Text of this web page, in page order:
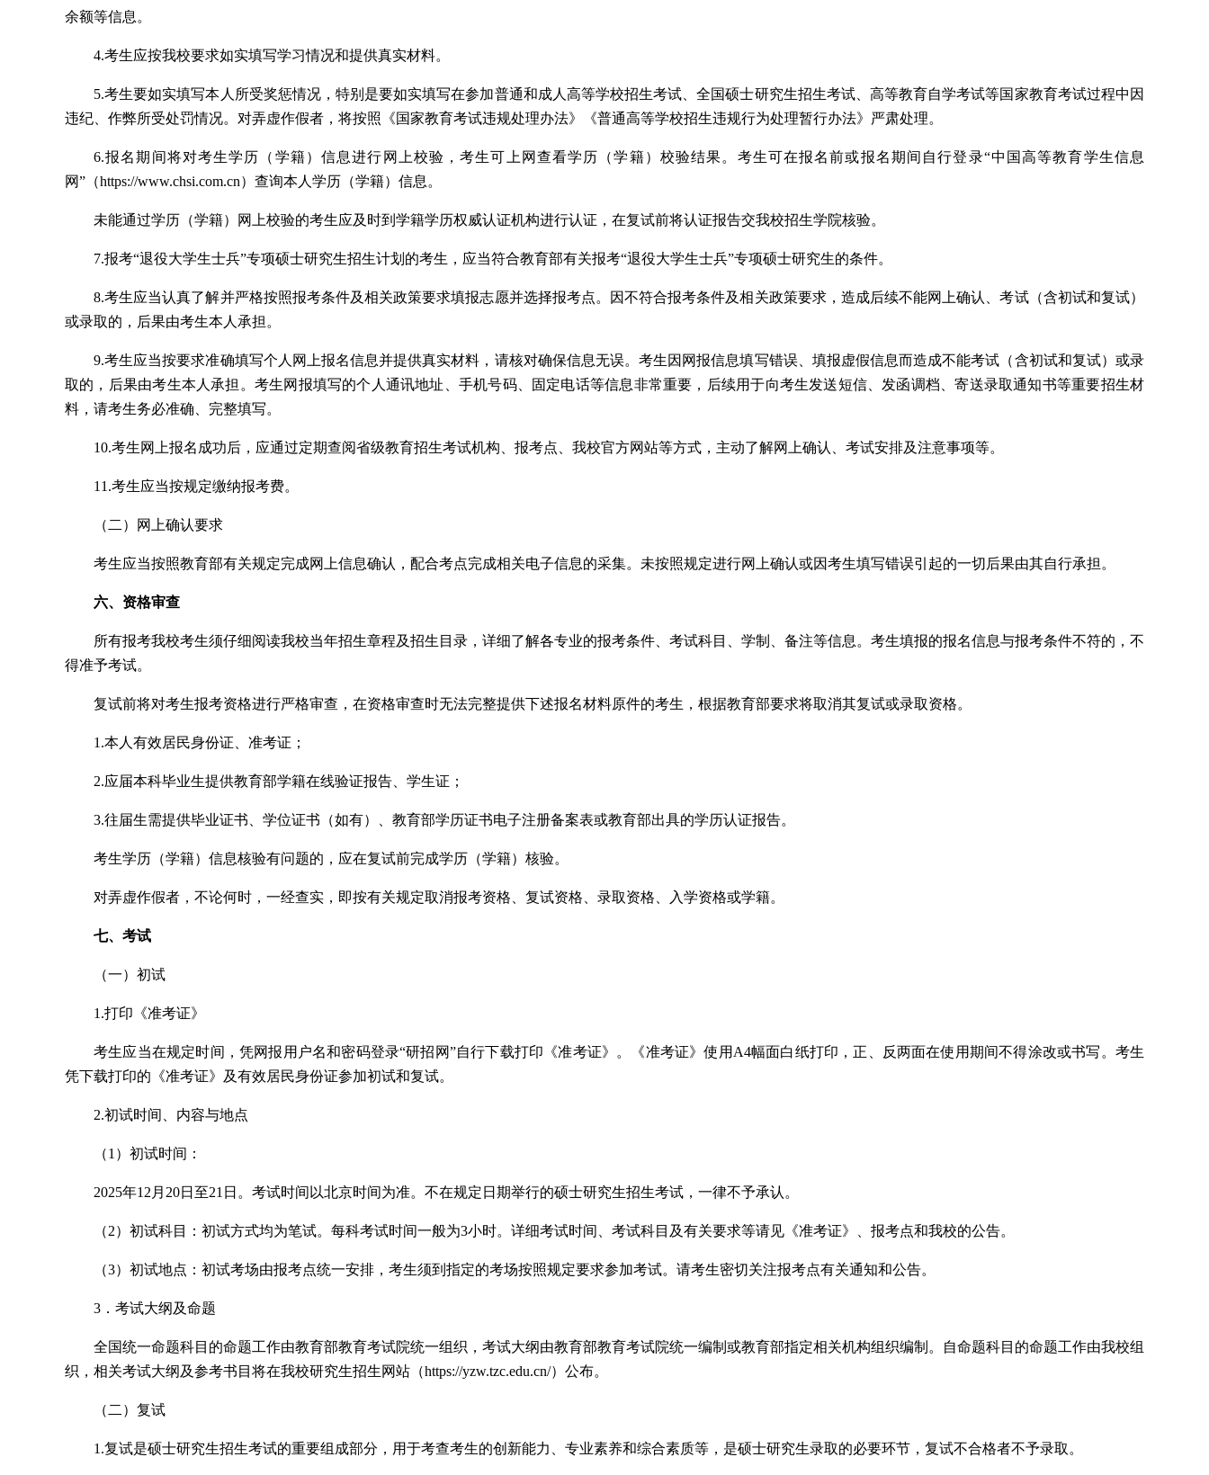
余额等信息。
4.考生应按我校要求如实填写学习情况和提供真实材料。
5.考生要如实填写本人所受奖惩情况，特别是要如实填写在参加普通和成人高等学校招生考试、全国硕士研究生招生考试、高等教育自学考试等国家教育考试过程中因
违纪、作弊所受处罚情况。对弄虚作假者，将按照《国家教育考试违规处理办法》《普通高等学校招生违规行为处理暂行办法》严肃处理。
6.报名期间将对考生学历（学籍）信息进行网上校验，考生可上网查看学历（学籍）校验结果。考生可在报名前或报名期间自行登录“中国高等教育学生信息
网”（https://www.chsi.com.cn）查询本人学历（学籍）信息。
未能通过学历（学籍）网上校验的考生应及时到学籍学历权威认证机构进行认证，在复试前将认证报告交我校招生学院核验。
7.报考“退役大学生士兵”专项硕士研究生招生计划的考生，应当符合教育部有关报考“退役大学生士兵”专项硕士研究生的条件。
8.考生应当认真了解并严格按照报考条件及相关政策要求填报志愿并选择报考点。因不符合报考条件及相关政策要求，造成后续不能网上确认、考试（含初试和复试）
或录取的，后果由考生本人承担。
9.考生应当按要求准确填写个人网上报名信息并提供真实材料，请核对确保信息无误。考生因网报信息填写错误、填报虚假信息而造成不能考试（含初试和复试）或录
取的，后果由考生本人承担。考生网报填写的个人通讯地址、手机号码、固定电话等信息非常重要，后续用于向考生发送短信、发函调档、寄送录取通知书等重要招生材
料，请考生务必准确、完整填写。
10.考生网上报名成功后，应通过定期查阅省级教育招生考试机构、报考点、我校官方网站等方式，主动了解网上确认、考试安排及注意事项等。
11.考生应当按规定缴纳报考费。
（二）网上确认要求
考生应当按照教育部有关规定完成网上信息确认，配合考点完成相关电子信息的采集。未按照规定进行网上确认或因考生填写错误引起的一切后果由其自行承担。
六、资格审查
所有报考我校考生须仔细阅读我校当年招生章程及招生目录，详细了解各专业的报考条件、考试科目、学制、备注等信息。考生填报的报名信息与报考条件不符的，不
得准予考试。
复试前将对考生报考资格进行严格审查，在资格审查时无法完整提供下述报名材料原件的考生，根据教育部要求将取消其复试或录取资格。
1.本人有效居民身份证、准考证；
2.应届本科毕业生提供教育部学籍在线验证报告、学生证；
3.往届生需提供毕业证书、学位证书（如有）、教育部学历证书电子注册备案表或教育部出具的学历认证报告。
考生学历（学籍）信息核验有问题的，应在复试前完成学历（学籍）核验。
对弄虚作假者，不论何时，一经查实，即按有关规定取消报考资格、复试资格、录取资格、入学资格或学籍。
七、考试
（一）初试
1.打印《准考证》
考生应当在规定时间，凭网报用户名和密码登录“研招网”自行下载打印《准考证》。《准考证》使用A4幅面白纸打印，正、反两面在使用期间不得涂改或书写。考生
凭下载打印的《准考证》及有效居民身份证参加初试和复试。
2.初试时间、内容与地点
（1）初试时间：
2025年12月20日至21日。考试时间以北京时间为准。不在规定日期举行的硕士研究生招生考试，一律不予承认。
（2）初试科目：初试方式均为笔试。每科考试时间一般为3小时。详细考试时间、考试科目及有关要求等请见《准考证》、报考点和我校的公告。
（3）初试地点：初试考场由报考点统一安排，考生须到指定的考场按照规定要求参加考试。请考生密切关注报考点有关通知和公告。
3．考试大纲及命题
全国统一命题科目的命题工作由教育部教育考试院统一组织，考试大纲由教育部教育考试院统一编制或教育部指定相关机构组织编制。自命题科目的命题工作由我校组
织，相关考试大纲及参考书目将在我校研究生招生网站（https://yzw.tzc.edu.cn/）公布。
（二）复试
1.复试是硕士研究生招生考试的重要组成部分，用于考查考生的创新能力、专业素养和综合素质等，是硕士研究生录取的必要环节，复试不合格者不予录取。